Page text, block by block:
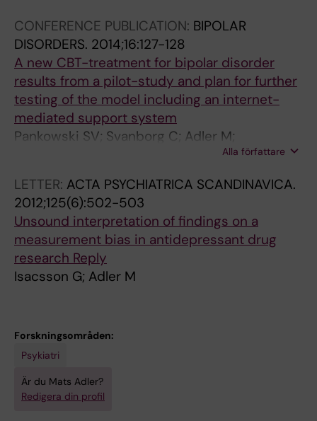
C
H
I
A
T
R
Y
2
0
0
8
;
6
2
)
3
S
Y
C
H
I
A
T
Y
.
2
0
0
7
;
(
4
CONFERENCE PUBLICATION: BIPOLAR
DISORDERS. 2014;16:127-128
A new CBT-treatment for bipolar disorder
results from a pilot-study and plan for further
testing of the model including an internet-
mediated support system
Pankowski SV; Svanborg C; Adler M;
Alla författare
LETTER: ACTA PSYCHIATRICA SCANDINAVICA.
2012;125(6):502-503
Unsound interpretation of findings on a
measurement bias in antidepressant drug
research Reply
Isacsson G; Adler M
Forskningsområden:
Psykiatri
Är du Mats Adler?
Redigera din profil